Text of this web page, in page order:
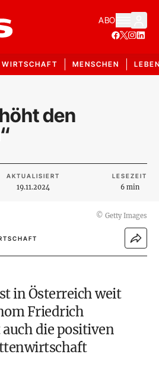
ABO
WIRTSCHAFT MENSCHEN
den
AKTUALISIERT
19.11.2024
LESEZEIT
6 min
© Getty Images
in Österreich weit
Friedrich
die positiven